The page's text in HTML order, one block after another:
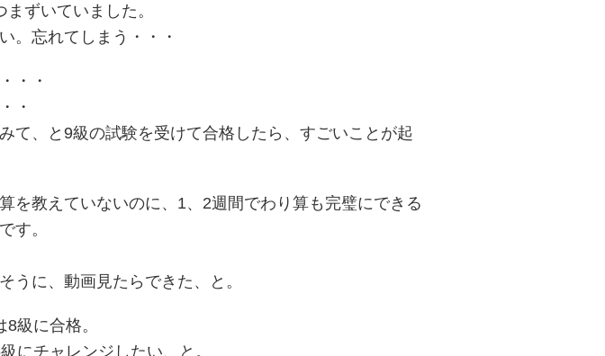
ずいていました。
。忘れてしまう・・・
・・
・
て、と9級の試験を受けて合格したら、すごいことが起
を教えていないのに、1、2週間でわり算も完璧にできる
す。
うに、動画見たらできた、と。
級に合格。
にチャレンジしたい、と。